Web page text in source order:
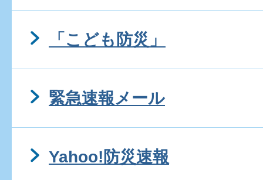
「こども防災」
緊急速報メール
Yahoo!防災速報